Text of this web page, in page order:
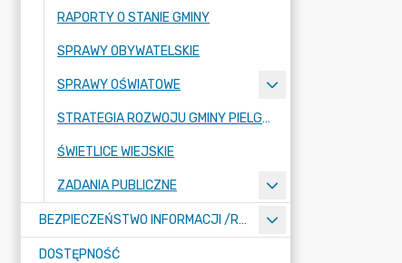
RAPORTY O STANIE GMINY
SPRAWY OBYWATELSKIE
SPRAWY OŚWIATOWE
STRATEGIA ROZWOJU GMINY PIELGRZYMKA NA LATA 2026-2035
ŚWIETLICE WIEJSKIE
ZADANIA PUBLICZNE
BEZPIECZEŃSTWO INFORMACJI /RODO/
DOSTĘPNOŚĆ